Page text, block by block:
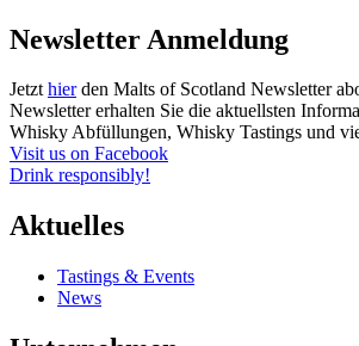
Newsletter Anmeldung
Jetzthierden Malts of Scotland Newsletter
Newsletter erhalten Sie die aktuellsten
Whisky Abfüllungen, Whisky Tastings und
Visit us on Facebook
Drink responsibly!
Aktuelles
Tastings & Events
News